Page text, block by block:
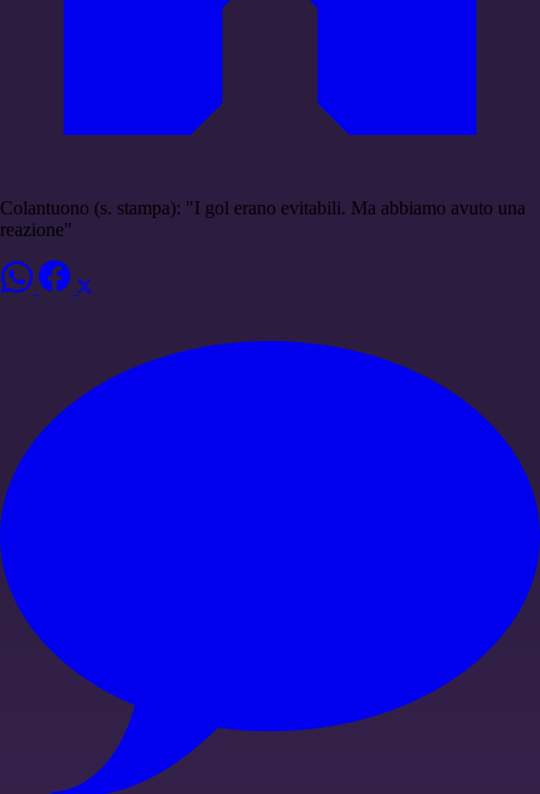
Colantuono (s. stampa): "I gol erano evitabili. Ma abbiamo avuto una
reazione"